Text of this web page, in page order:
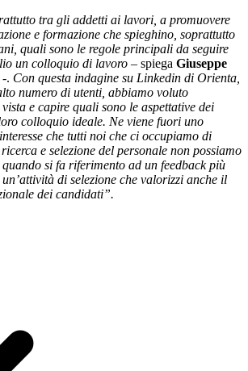
tra gli addetti ai lavori, a promuovere
e formazione che spieghino, soprattutto
quali sono le regole principali da seguire
un colloquio di lavoro – spiega Giuseppe
-. Con questa indagine su Linkedin di Orienta,
numero di utenti, abbiamo voluto
e capire quali sono le aspettative dei
colloquio ideale. Ne viene fuori uno
che tutti noi che ci occupiamo di
e selezione del personale non possiamo
si fa riferimento ad un feedback più
di selezione che valorizzi anche il
dei candidati”.